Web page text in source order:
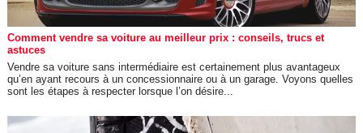
Comment vendre sa voiture au meilleur prix : conseils, trucs et
astuces
Vendre sa voiture sans intermédiaire est certainement plus avantageux
qu’en ayant recours à un concessionnaire ou à un garage. Voyons quelles
sont les étapes à respecter lorsque l’on désire...